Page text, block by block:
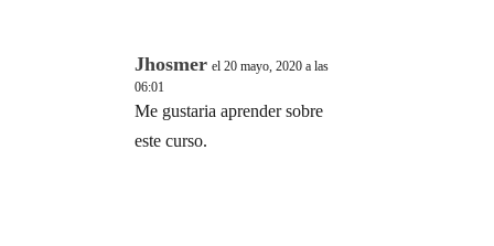
Jhosmer el 20 mayo, 2020 a las
06:01
Me gustaria aprender sobre
este curso.